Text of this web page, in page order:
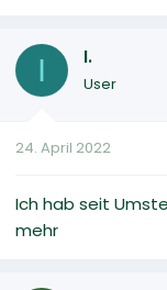
I I.
User
24. April 2022
Ich hab seit
mehr